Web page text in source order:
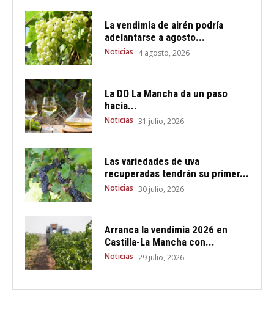
La vendimia de airén podría
adelantarse a agosto...
Noticias 4 agosto, 2026
La DO La Mancha da un paso
hacia...
Noticias 31 julio, 2026
Las variedades de uva
recuperadas tendrán su primer...
Noticias 30 julio, 2026
Arranca la vendimia 2026 en
Castilla-La Mancha con...
Noticias 29 julio, 2026